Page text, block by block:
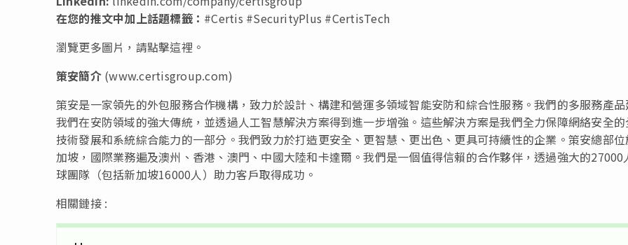
在您的推文中加上話題標籤： #Certis #SecurityPlus #CertisTech
瀏覽更多圖片，請點擊這裡 。
策安簡介 (www.certisgroup.com)
策安是一家領先的外包服務合作機構，致力於設計、構建和營運多領域智能安防和綜合性服務。我們的多服務產品
我們在安防領域的強大傳統，並透過人工智慧解決方案得到進一步增強。這些解決方案是我們全力保障網絡安全的
技術發展和系統綜合能力的一部分。我們致力於打造更安全、更智慧、更出色、更具可持續性的企業。策安總部位
加坡，國際業務遍及澳州、香港、澳門、中國大陸和卡達爾。我們是一個值得信賴的合作夥伴，透過強大的27000
球團隊（包括新加坡16000人）助力客戶取得成功。
相關鏈接 :